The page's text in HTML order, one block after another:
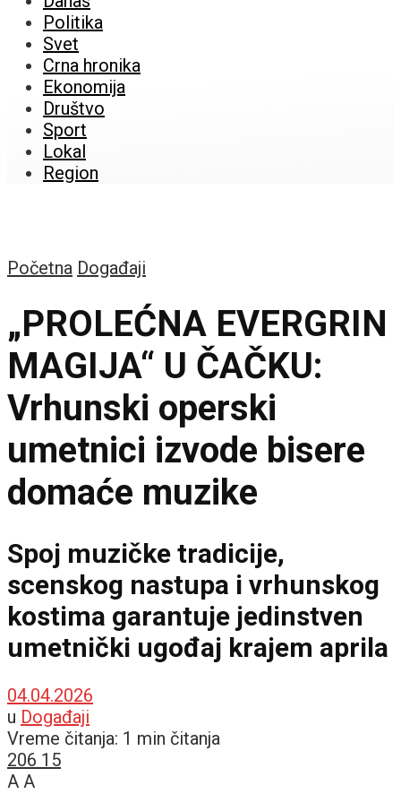
Politika
Svet
Crna hronika
Ekonomija
Društvo
Sport
Lokal
Region
Početna Događaji
„PROLEĆNA EVERGRIN
MAGIJA“ U ČAČKU:
Vrhunski operski
umetnici izvode bisere
domaće muzike
Spoj muzičke tradicije,
scenskog nastupa i vrhunskog
kostima garantuje jedinstven
umetnički ugođaj krajem aprila
04.04.2026
u Događaji
Vreme čitanja: 1 min čitanja
206 15
A A